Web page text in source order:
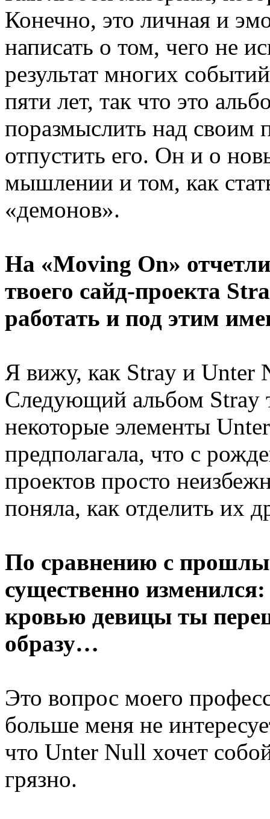
Конечно, это личная и
написать о том, чего не
результат многих
пяти лет, так что это
поразмыслить над
отпустить его. Он и о
мышлении и том, как
«демонов».
На «Moving On»
твоего сайд-проекта
работать и под этим
Я вижу, как Stray и Unter
Следующий альбом Stray
некоторые элементы
предполагала, что с
проектов просто
поняла, как отделить их
По сравнению с
существенно
кровью девицы ты
образу…
Это вопрос моего
больше меня не
что Unter Null хочет
грязно.